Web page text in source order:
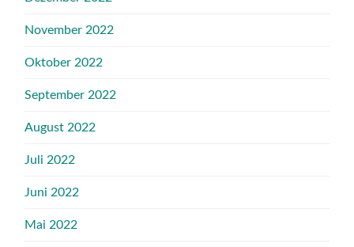
November 2022
Oktober 2022
September 2022
August 2022
Juli 2022
Juni 2022
Mai 2022